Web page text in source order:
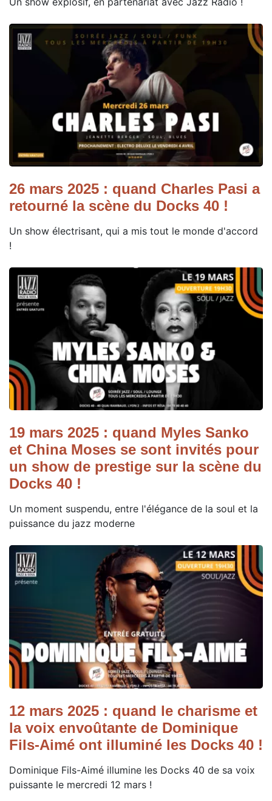
26 mars 2025 : quand Charles Pasi a
retourné la scène du Docks 40 !
Un show électrisant, qui a mis tout le monde d'accord
!
19 mars 2025 : quand Myles Sanko
et China Moses se sont invités pour
un show de prestige sur la scène du
Docks 40 !
Un moment suspendu, entre l'élégance de la soul et la
puissance du jazz moderne
12 mars 2025 : quand le charisme et
la voix envoûtante de Dominique
Fils-Aimé ont illuminé les Docks 40 !
Dominique Fils-Aimé illumine les Docks 40 de sa voix
puissante le mercredi 12 mars !